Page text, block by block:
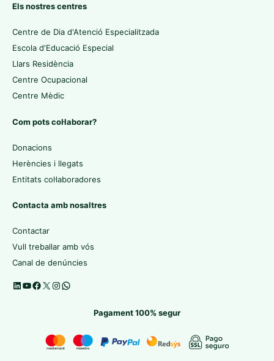
Els nostres centres
Centre de Dia d'Atenció Especialitzada
Escola d'Educació Especial
Llars Residència
Centre Ocupacional
Centre Mèdic
Com pots col·laborar?
Donacions
Herències i llegats
Entitats col·laboradores
Contacta amb nosaltres
Contactar
Vull treballar amb vós
Canal de denúncies
Pagament 100% segur